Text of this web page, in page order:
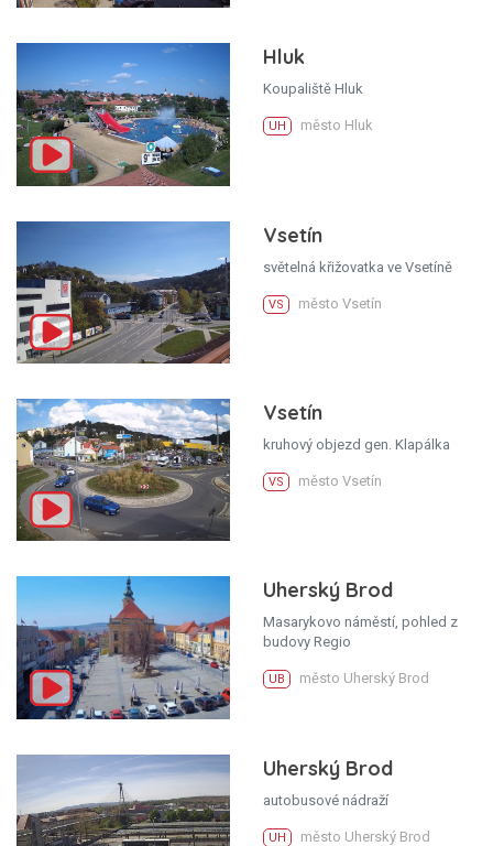
Hluk
Koupaliště Hluk
UH město Hluk
Vsetín
světelná křižovatka ve Vsetíně
VS město Vsetín
Vsetín
kruhový objezd gen. Klapálka
VS město Vsetín
Uherský Brod
Masarykovo náměstí, pohled z
budovy Regio
UB město Uherský Brod
Uherský Brod
autobusové nádraží
UH město Uherský Brod